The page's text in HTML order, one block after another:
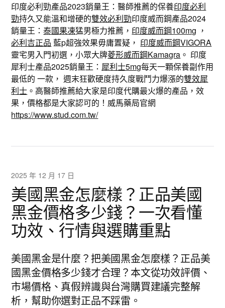
印度必利勁產品2023銷量王：醫師推薦的保養印度必利
勁持久又能溫和增硬的雙效必利勁印度威而鋼產品2024
銷量王：泰國果凍猛男極力推薦， 印度威而鋼100mg ，
必利吉正品 藍p超強效果毋庸置疑， 印度威而鋼VIGORA
靈宅男入門初選，小眾大牌菱形威而鋼Kamagra 。 印度
犀利士產品2025銷量王： 犀利士5mg每天一顆保養副作用
最低的 一款， 週末狂歡硬度持久度戰鬥力爆漲的雙效犀
利士 。高醫師推薦給大家是印度代購最火爆的產品，效
果，價格都是大家認可的！威馬藥局官網
https://www.stud.com.tw/
2025 年 12 月 17 日
美國黑金怎麼樣？正品美國
黑金價格多少錢？一次看懂
功效、行情與選購重點
美國黑金是什麼？把美國黑金怎麼樣？正品美
國黑金價格多少錢才合理？本文從功效評價、
市場價格、真假辨識與台灣購買建議完整解
析，幫助你選對正品不踩雷。